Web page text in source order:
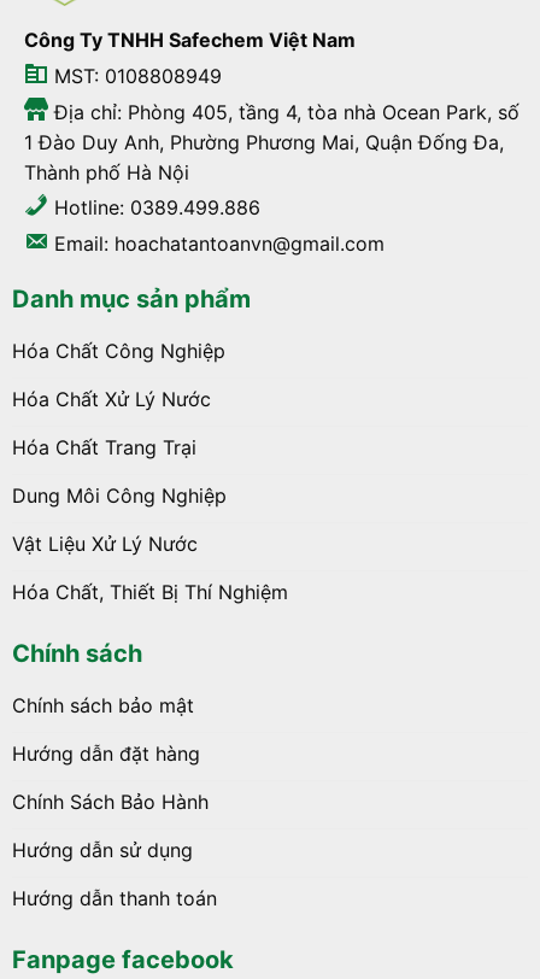
Công Ty TNHH Safechem Việt Nam
MST: 0108808949
Địa chỉ: Phòng 405, tầng 4, tòa nhà Ocean Park, số
1 Đào Duy Anh, Phường Phương Mai, Quận Đống Đa,
Thành phố Hà Nội
Hotline: 0389.499.886
Email: hoachatantoanvn@gmail.com
Danh mục sản phẩm
Hóa Chất Công Nghiệp
Hóa Chất Xử Lý Nước
Hóa Chất Trang Trại
Dung Môi Công Nghiệp
Vật Liệu Xử Lý Nước
Hóa Chất, Thiết Bị Thí Nghiệm
Chính sách
Chính sách bảo mật
Hướng dẫn đặt hàng
Chính Sách Bảo Hành
Hướng dẫn sử dụng
Hướng dẫn thanh toán
Fanpage facebook